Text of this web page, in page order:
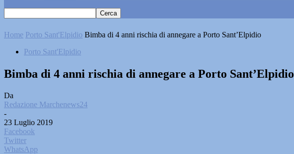
Home Porto Sant'Elpidio Bimba di 4 anni rischia di annegare a Porto Sant’Elpidio
Porto Sant'Elpidio
Bimba di 4 anni rischia di annegare a Porto Sant’Elpidio
Da
Redazione Marchenews24
-
23 Luglio 2019
Facebook
Twitter
WhatsApp